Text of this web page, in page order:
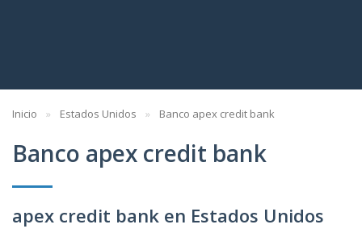
Inicio Estados Unidos Banco apex credit bank
Banco apex credit bank
apex credit bank en Estados Unidos